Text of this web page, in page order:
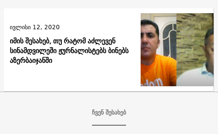
იმის შესახებ, თუ რატომ აძლევენ
სინამდვილეში ჟურნალისტებს ბინებს
აზერბაიჯანში
ივლისი 12, 2020
ჩვენ შესახებ